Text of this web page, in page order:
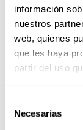
información
nuestros
web, quienes
que les haya
partir del uso
Necesarias